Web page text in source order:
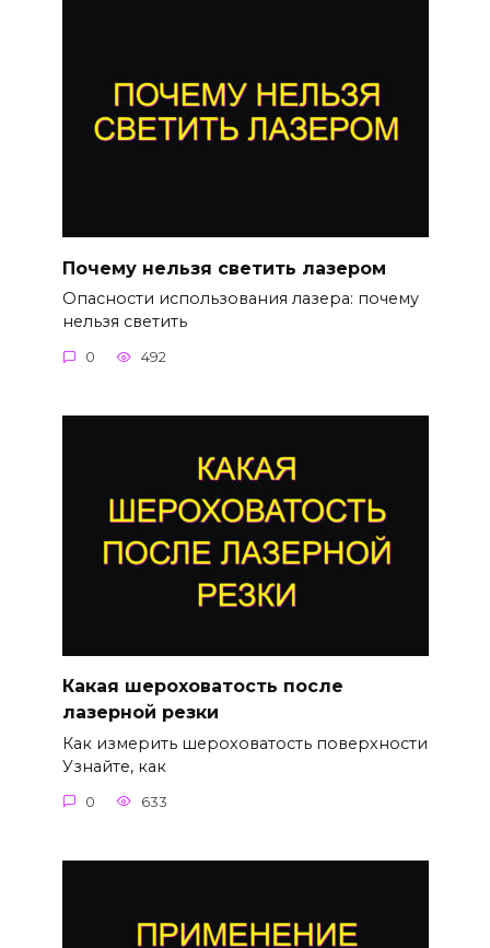
Почему нельзя светить лазером
Опасности использования лазера: почему
нельзя светить
0 492
Какая шероховатость после
лазерной резки
Как измерить шероховатость поверхности
Узнайте, как
0 633